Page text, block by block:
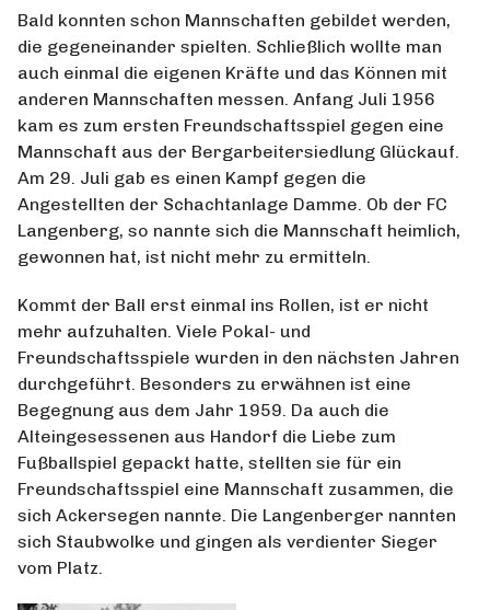
Bald konnten schon Mannschaften gebildet werden,
die gegeneinander spielten. Schließlich wollte man
auch einmal die eigenen Kräfte und das Können mit
anderen Mannschaften messen. Anfang Juli 1956
kam es zum ersten Freundschaftsspiel gegen eine
Mannschaft aus der Bergarbeitersiedlung Glückauf.
Am 29. Juli gab es einen Kampf gegen die
Angestellten der Schachtanlage Damme. Ob der FC
Langenberg, so nannte sich die Mannschaft heimlich,
gewonnen hat, ist nicht mehr zu ermitteln.
Kommt der Ball erst einmal ins Rollen, ist er nicht
mehr aufzuhalten. Viele Pokal- und
Freundschaftsspiele wurden in den nächsten Jahren
durchgeführt. Besonders zu erwähnen ist eine
Begegnung aus dem Jahr 1959. Da auch die
Alteingesessenen aus Handorf die Liebe zum
Fußballspiel gepackt hatte, stellten sie für ein
Freundschaftsspiel eine Mannschaft zusammen, die
sich Ackersegen nannte. Die Langenberger nannten
sich Staubwolke und gingen als verdienter Sieger
vom Platz.